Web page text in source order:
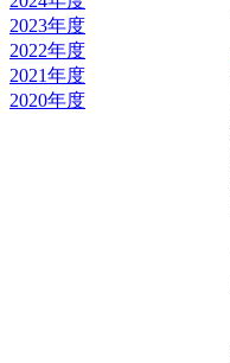
2023年度
2022年度
2021年度
2020年度